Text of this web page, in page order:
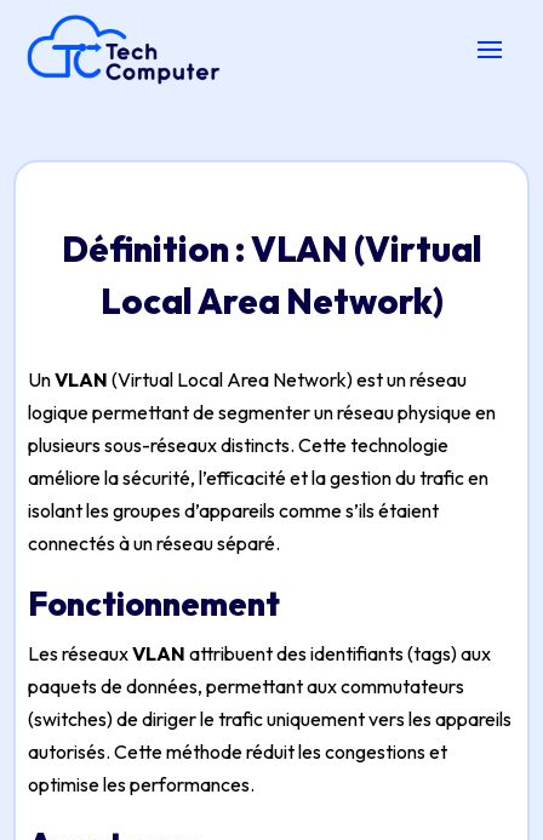
Définition : VLAN (Virtual
Local Area Network)
UnVLAN (Virtual Local Area Network) est un réseau
logique permettant de segmenter un réseau physique en
plusieurs sous-réseaux distincts. Cette technologie
améliore la sécurité, l’efficacité et la gestion du trafic en
isolant les groupes d’appareils comme s’ils étaient
connectés à un réseau séparé.
Fonctionnement
Les réseauxVLAN attribuent des identifiants (tags) aux
paquets de données, permettant aux commutateurs
(switches) de diriger le trafic uniquement vers les appareils
autorisés. Cette méthode réduit les congestions et
optimise les performances.